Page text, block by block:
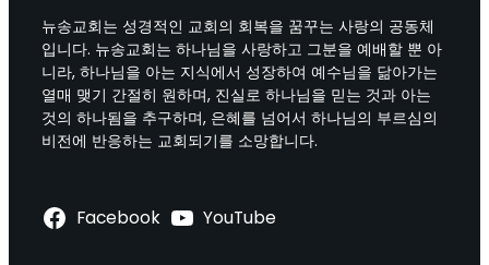
뉴송교회는 성경적인 교회의 회복을 꿈꾸는 사랑의 공동체
입니다. 뉴송교회는 하나님을 사랑하고 그분을 예배할 뿐 아
니라, 하나님을 아는 지식에서 성장하여 예수님을 닮아가는
열매 맺기 간절히 원하며, 진실로 하나님을 믿는 것과 아는
것의 하나됨을 추구하며, 은혜를 넘어서 하나님의 부르심의
비전에 반응하는 교회되기를 소망합니다.
Facebook YouTube